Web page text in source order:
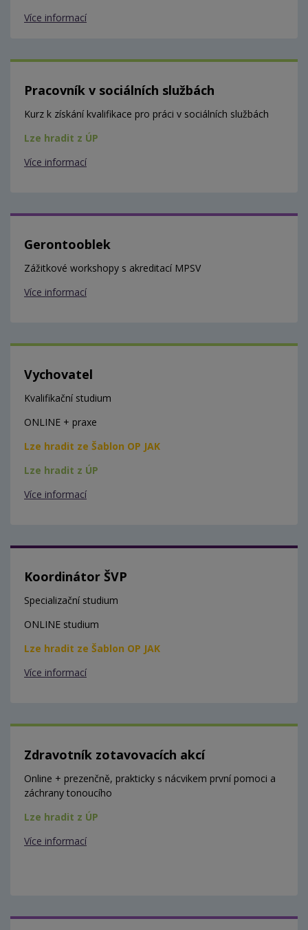
Více informací
Pracovník v sociálních službách
Kurz k získání kvalifikace pro práci v sociálních službách
Lze hradit z ÚP
Více informací
Gerontooblek
Zážitkové workshopy s akreditací MPSV
Více informací
Vychovatel
Kvalifikační studium
ONLINE + praxe
Lze hradit ze Šablon OP JAK
Lze hradit z ÚP
Více informací
Koordinátor ŠVP
Specializační studium
ONLINE studium
Lze hradit ze Šablon OP JAK
Více informací
Zdravotník zotavovacích akcí
Online + prezenčně, prakticky s nácvikem první pomoci a
záchrany tonoucího
Lze hradit z ÚP
Více informací